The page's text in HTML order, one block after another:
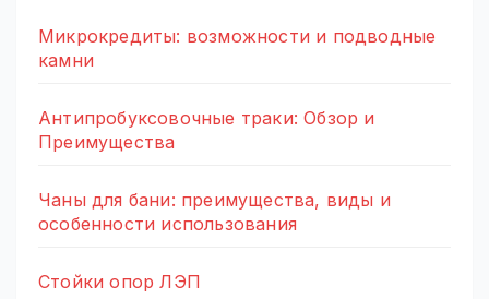
Микрокредиты: возможности и подводные
камни
Антипробуксовочные траки: Обзор и
Преимущества
Чаны для бани: преимущества, виды и
особенности использования
Стойки опор ЛЭП